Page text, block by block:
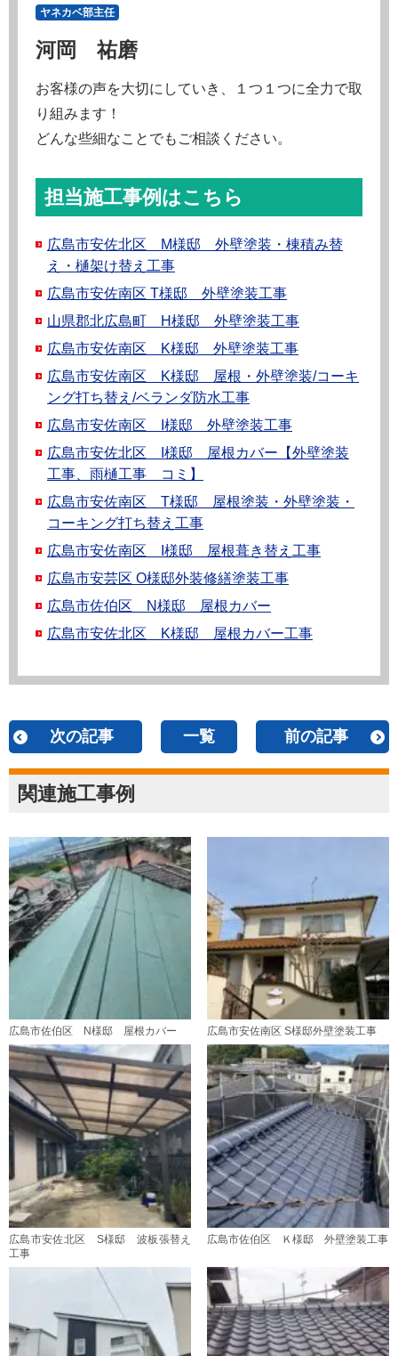
ヤネカベ部主任
河岡 祐磨
お客様の声を大切にしていき、１つ１つに全力で取
り組みます！
どんな些細なことでもご相談ください。
担当施工事例はこちら
広島市安佐北区 M様邸 外壁塗装・棟積み替
え・樋架け替え工事
広島市安佐南区 T様邸 外壁塗装工事
山県郡北広島町 H様邸 外壁塗装工事
広島市安佐南区 K様邸 外壁塗装工事
広島市安佐南区 K様邸 屋根・外壁塗装/コーキ
ング打ち替え/ベランダ防水工事
広島市安佐南区 I様邸 外壁塗装工事
広島市安佐北区 I様邸 屋根カバー【外壁塗装
工事、雨樋工事 コミ】
広島市安佐南区 T様邸 屋根塗装・外壁塗装・
コーキング打ち替え工事
広島市安佐南区 I様邸 屋根葺き替え工事
広島市安芸区 O様邸外装修繕塗装工事
広島市佐伯区 N様邸 屋根カバー
広島市安佐北区 K様邸 屋根カバー工事
次の記事 一覧 前の記事
関連施工事例
広島市佐伯区 N様邸 屋根カバー 広島市安佐南区 S様邸外壁塗装工事
広島市安佐北区 S様邸 波板張替え
工事
広島市佐伯区 Ｋ様邸 外壁塗装工事